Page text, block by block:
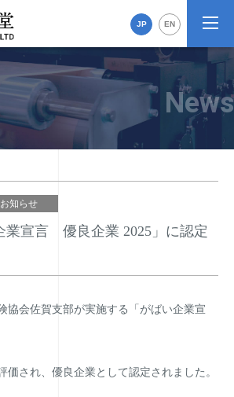
JP EN
お知らせ
業宣言 優良企業 2025」に認定
協会佐賀支部が実施する「がばい企業宣
価され、優良企業として認定されました。